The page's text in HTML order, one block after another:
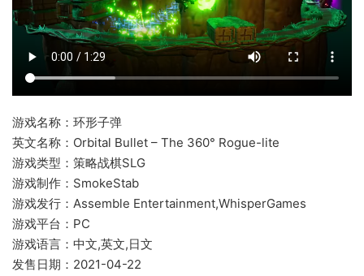
游戏名称：环形子弹
英文名称：Orbital Bullet – The 360° Rogue-lite
游戏类型：策略战棋SLG
游戏制作：SmokeStab
游戏发行：Assemble Entertainment,WhisperGames
游戏平台：PC
游戏语言：中文,英文,日文
发售日期：2021-04-22